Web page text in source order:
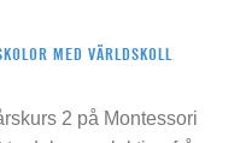
MED VÄRLDSKOLL
2 på Montessori